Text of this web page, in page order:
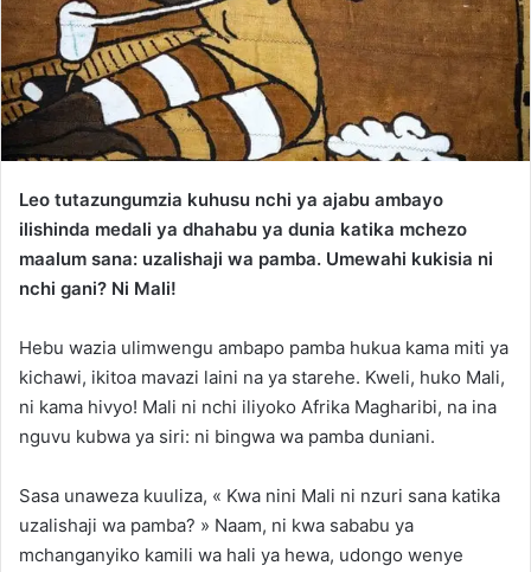
Leo tutazungumzia kuhusu nchi ya ajabu ambayo
ilishinda medali ya dhahabu ya dunia katika mchezo
maalum sana: uzalishaji wa pamba. Umewahi kukisia ni
nchi gani? Ni Mali!
Hebu wazia ulimwengu ambapo pamba hukua kama miti ya
kichawi, ikitoa mavazi laini na ya starehe. Kweli, huko Mali,
ni kama hivyo! Mali ni nchi iliyoko Afrika Magharibi, na ina
nguvu kubwa ya siri: ni bingwa wa pamba duniani.
Sasa unaweza kuuliza, « Kwa nini Mali ni nzuri sana katika
uzalishaji wa pamba? » Naam, ni kwa sababu ya
mchanganyiko kamili wa hali ya hewa, udongo wenye